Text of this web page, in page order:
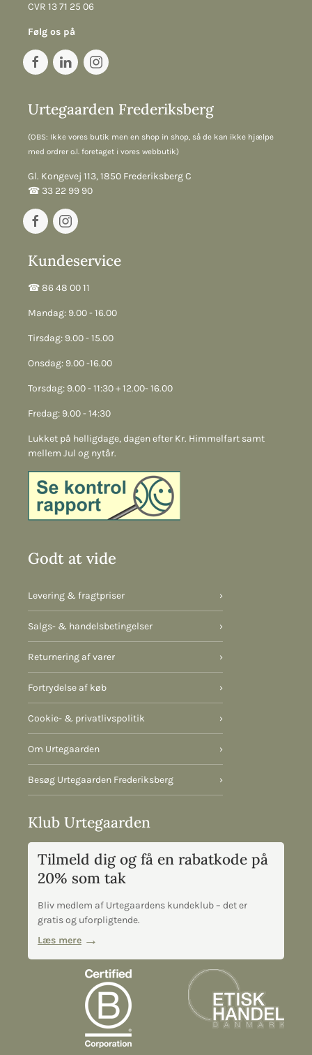
CVR 13 71 25 06
Følg os på
Urtegaarden Frederiksberg
(OBS: Ikke vores butik men en shop in shop, så de kan ikke hjælpe
med ordrer o.l. foretaget i vores webbutik)
Gl. Kongevej 113, 1850 Frederiksberg C
☎︎ 33 22 99 90
Kundeservice
☎︎ 86 48 00 11
Mandag: 9.00 - 16.00
Tirsdag: 9.00 - 15.00
Onsdag: 9.00 -16.00
Torsdag: 9.00 - 11:30 + 12.00- 16.00
Fredag: 9.00 - 14:30
Lukket på helligdage, dagen efter Kr. Himmelfart samt
mellem Jul og nytår.
Godt at vide
Levering & fragtpriser ›
Salgs- & handelsbetingelser ›
Returnering af varer ›
Fortrydelse af køb ›
Cookie- & privatlivspolitik ›
Om Urtegaarden ›
Besøg Urtegaarden Frederiksberg ›
Klub Urtegaarden
Tilmeld dig og få en rabatkode på
20% som tak
Bliv medlem af Urtegaardens kundeklub – det er
gratis og uforpligtende.
Læs mere